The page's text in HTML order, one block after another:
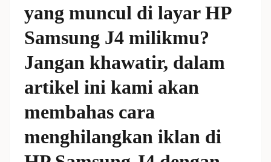
yang muncul di layar HP
Samsung J4 milikmu?
Jangan khawatir, dalam
artikel ini kami akan
membahas cara
menghilangkan iklan di